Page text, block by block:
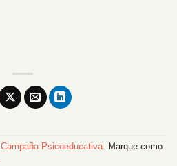
Campaña Psicoeducativa . Marque como